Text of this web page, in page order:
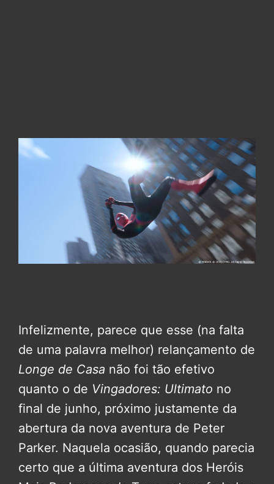
Infelizmente, parece que esse (na falta
de uma palavra melhor) relançamento de
Longe de Casa não foi tão efetivo
quanto o de Vingadores: Ultimato no
final de junho, próximo justamente da
abertura da nova aventura de Peter
Parker. Naquela ocasião, quando parecia
certo que a última aventura dos Heróis